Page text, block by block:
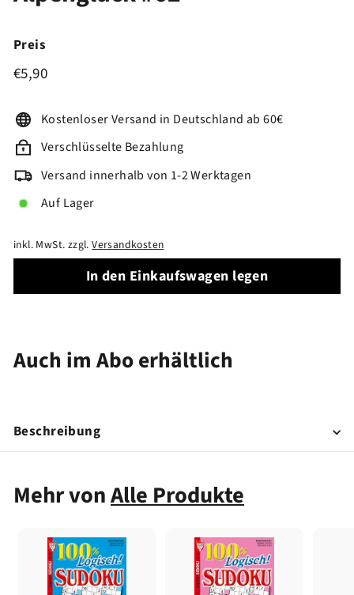
Preis
Normaler
€5,90€5,90
Kostenloser Versand in Deutschland ab 60€
Verschlüsselte Bezahlung
Versand innerhalb von 1-2 Werktagen
Auf Lager
inkl. MwSt. zzgl.Versandkosten
In den Einkaufswagen legen
Auch im Abo erhältlich
Beschreibung
Mehr vonAlle Produkte